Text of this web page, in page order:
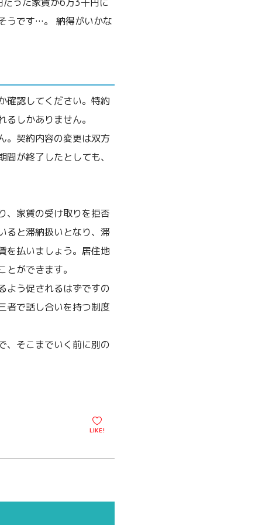
うです…。 納得がいかな
確認してください。特約
しかありません。
。契約内容の変更は双方
が終了したとしても、
、家賃の受け取りを拒否
ると滞納扱いとなり、滞
を払いましょう。居住地
ができます。
よう促されるはずですの
者で話し合いを持つ制度
、そこまでいく前に別の
LIKE!